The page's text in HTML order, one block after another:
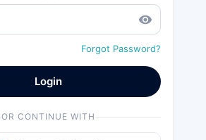
remove_red_eye
Forgot Password?
Login
OR CONTINUE WITH